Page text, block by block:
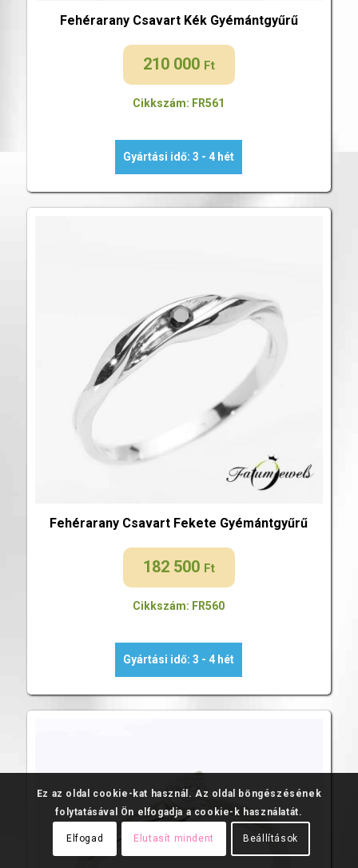
Fehérarany Csavart Kék Gyémántgyűrű
210 000 Ft
Cikkszám: FR561
Gyártási idő: 3 - 4 hét
Fehérarany Csavart Fekete Gyémántgyűrű
182 500 Ft
Cikkszám: FR560
Gyártási idő: 3 - 4 hét
Ez az oldal cookie-kat használ. Az oldal böngészésének
folytatásával Ön elfogadja a cookie-k használatát.
Elfogad Elutasít mindent Beállítások